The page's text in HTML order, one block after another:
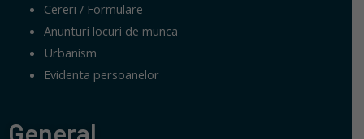
Cereri / Formulare
Anunturi locuri de munca
Urbanism
Evidenta persoanelor
General